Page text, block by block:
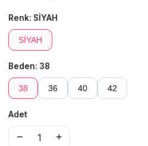
Renk: SİYAH
SİYAH
Beden: 38
38 36 40 42
Adet
− 1 +